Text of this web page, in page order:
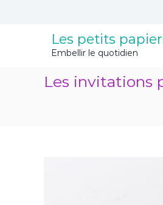
Les petits
Embellir le quotidien
Les invitations